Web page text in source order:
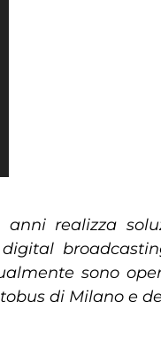
realizza
sono
di Milano e